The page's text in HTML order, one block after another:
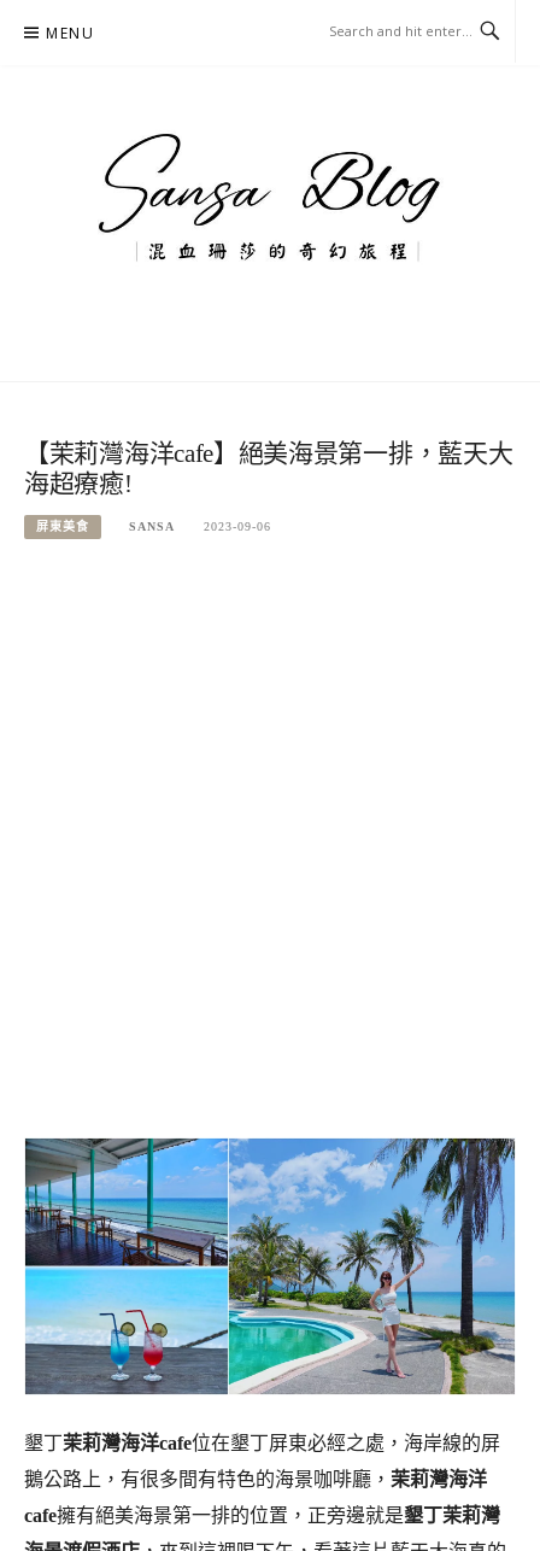
MENU
【茉莉灣海洋cafe】絕美海景第一排，藍天大
海超療癒!
屏東美食 SANSA 2023-09-06
墾丁茉莉灣海洋cafe位在墾丁屏東必經之處，海岸線的屏
鵝公路上，有很多間有特色的海景咖啡廳， 茉莉灣海洋
cafe擁有絕美海景第一排的位置，正旁邊就是墾丁茉莉灣